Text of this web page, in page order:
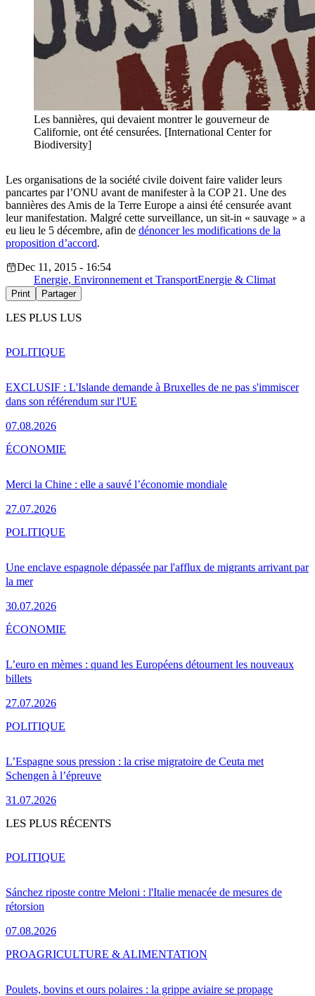
Les bannières, qui devaient montrer le gouverneur de
Californie, ont été censurées. [International Center for
Biodiversity]
Les organisations de la société civile doivent faire valider leurs
pancartes par l’ONU avant de manifester à la COP 21. Une des
bannières des Amis de la Terre Europe a ainsi été censurée avant
leur manifestation. Malgré cette surveillance, un sit-in « sauvage » a
eu lieu le 5 décembre, afin de dénoncer les modifications de la
proposition d’accord.
Dec 11, 2015 - 16:54
Energie, Environnement et TransportEnergie & Climat
Print Partager
LES PLUS LUS
EXCLUSIF : L'Islande demande à Bruxelles de ne pas s'immiscer
dans son référendum sur l'UE
07.08.2026
POLITIQUE
Merci la Chine : elle a sauvé l’économie mondiale
27.07.2026
ÉCONOMIE
Une enclave espagnole dépassée par l'afflux de migrants arrivant par
la mer
30.07.2026
POLITIQUE
L’euro en mèmes : quand les Européens détournent les nouveaux
billets
27.07.2026
ÉCONOMIE
L’Espagne sous pression : la crise migratoire de Ceuta met
Schengen à l’épreuve
31.07.2026
POLITIQUE
LES PLUS RÉCENTS
Sánchez riposte contre Meloni : l'Italie menacée de mesures de
rétorsion
07.08.2026
POLITIQUE
Poulets, bovins et ours polaires : la grippe aviaire se propage
PROAGRICULTURE & ALIMENTATION